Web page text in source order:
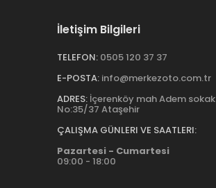
İletişim Bilgileri
TELEFON: 0505 120 37 37
E-POSTA: info@merkezoto.com.tr
ADRES: İçerenköy mah Adem sokak
No:35/37 Ataşehir
ÇALIŞMA GÜNLERI VE SAATLERI:
Pazartesi - Cumartesi
09:00 - 18:00